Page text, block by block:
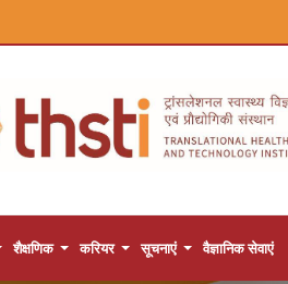
शैक्षणिक करियर सूचनाएं वैज्ञानिक सेवाएं